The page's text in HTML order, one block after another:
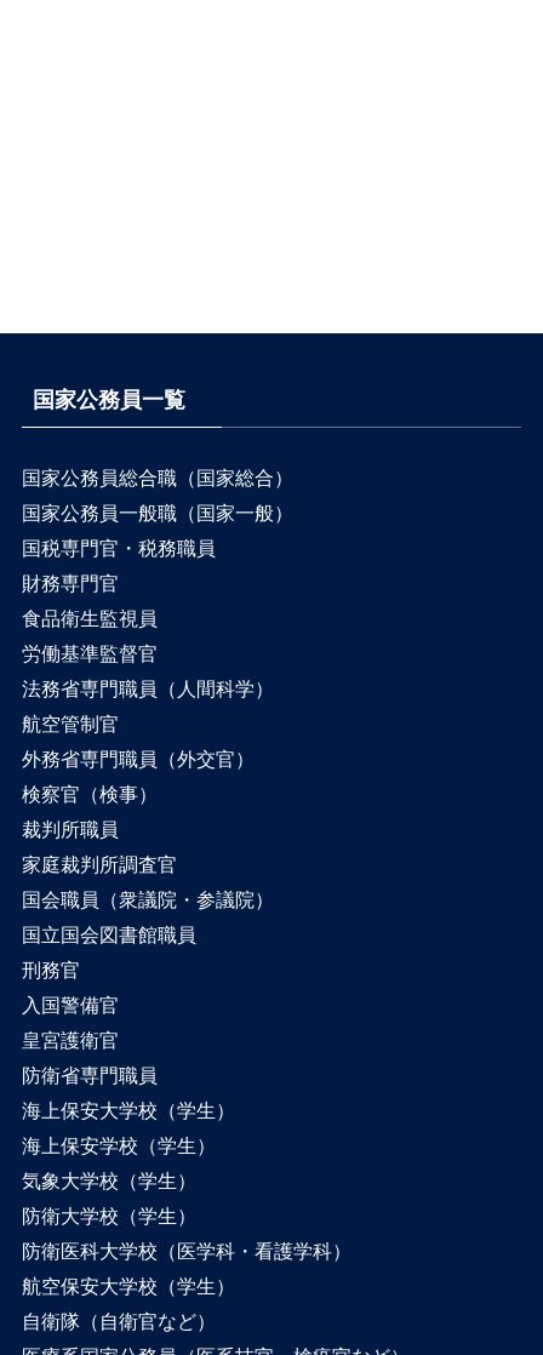
国家公務員一覧
国家公務員総合職（国家総合）
国家公務員一般職（国家一般）
国税専門官・税務職員
財務専門官
食品衛生監視員
労働基準監督官
法務省専門職員（人間科学）
航空管制官
外務省専門職員（外交官）
検察官（検事）
裁判所職員
家庭裁判所調査官
国会職員（衆議院・参議院）
国立国会図書館職員
刑務官
入国警備官
皇宮護衛官
防衛省専門職員
海上保安大学校（学生）
海上保安学校（学生）
気象大学校（学生）
防衛大学校（学生）
防衛医科大学校（医学科・看護学科）
航空保安大学校（学生）
自衛隊（自衛官など）